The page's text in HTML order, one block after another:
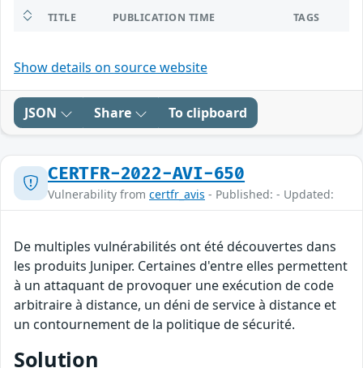
TITLE PUBLICATION TIME TAGS
Show details on source website
JSON Share To clipboard
CERTFR-2022-AVI-650
Vulnerability from certfr_avis - Published: - Updated:
De multiples vulnérabilités ont été découvertes dans
les produits Juniper. Certaines d'entre elles permettent
à un attaquant de provoquer une exécution de code
arbitraire à distance, un déni de service à distance et
un contournement de la politique de sécurité.
Solution